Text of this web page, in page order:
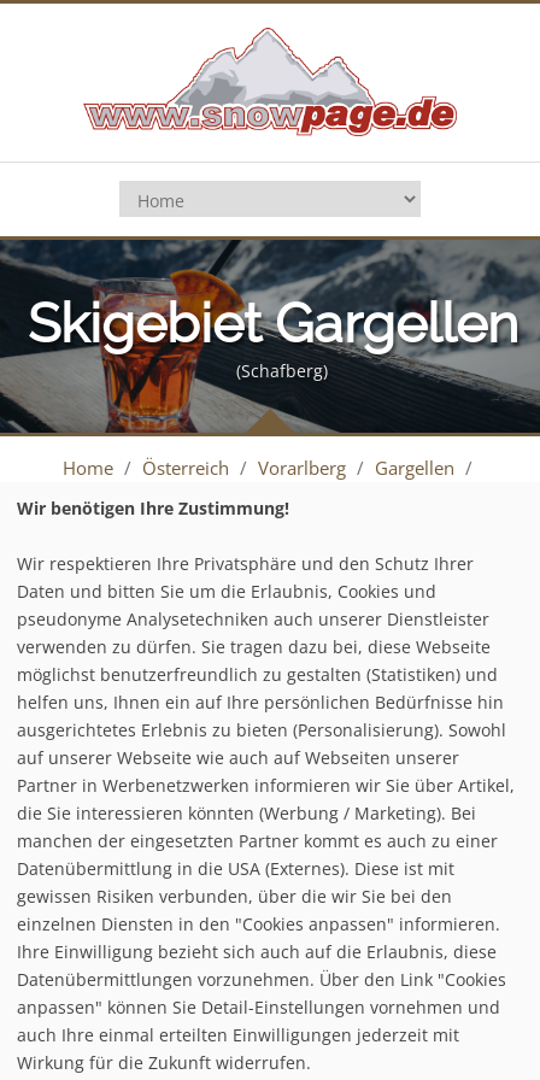
Skigebiet Gargellen
(Schafberg)
Home / Österreich / Vorarlberg / Gargellen /
interaktiver Pistenplan
Möchten Sie voninteraktive
follow us on facebook
Home
Datenschutzerklärung
Wir benötigen Ihre Zustimmung!
Wir respektieren Ihre Privatsphäre und den Schutz Ihrer
Daten und bitten Sie um die Erlaubnis, Cookies und
pseudonyme Analysetechniken auch unserer Dienstleister
verwenden zu dürfen. Sie tragen dazu bei, diese Webseite
möglichst benutzerfreundlich zu gestalten (Statistiken) und
helfen uns, Ihnen ein auf Ihre persönlichen Bedürfnisse hin
ausgerichtetes Erlebnis zu bieten (Personalisierung). Sowohl
auf unserer Webseite wie auch auf Webseiten unserer
Partner in Werbenetzwerken informieren wir Sie über Artikel,
die Sie interessieren könnten (Werbung / Marketing). Bei
manchen der eingesetzten Partner kommt es auch zu einer
Datenübermittlung in die USA (Externes). Diese ist mit
gewissen Risiken verbunden, über die wir Sie bei den
einzelnen Diensten in den "Cookies anpassen" informieren.
Ihre Einwilligung bezieht sich auch auf die Erlaubnis, diese
Datenübermittlungen vorzunehmen. Über den Link "Cookies
anpassen" können Sie Detail-Einstellungen vornehmen und
auch Ihre einmal erteilten Einwilligungen jederzeit mit
Wirkung für die Zukunft widerrufen.